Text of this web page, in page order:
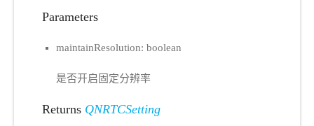
Parameters
maintainResolution: boolean
是否开启固定分辨率
Returns QNRTCSetting